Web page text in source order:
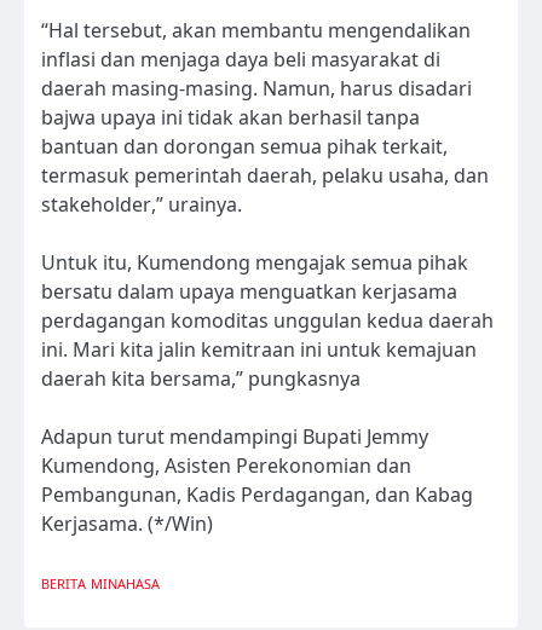
“Hal tersebut, akan membantu mengendalikan
inflasi dan menjaga daya beli masyarakat di
daerah masing-masing. Namun, harus disadari
bajwa upaya ini tidak akan berhasil tanpa
bantuan dan dorongan semua pihak terkait,
termasuk pemerintah daerah, pelaku usaha, dan
stakeholder,” urainya.
Untuk itu, Kumendong mengajak semua pihak
bersatu dalam upaya menguatkan kerjasama
perdagangan komoditas unggulan kedua daerah
ini. Mari kita jalin kemitraan ini untuk kemajuan
daerah kita bersama,” pungkasnya
Adapun turut mendampingi Bupati Jemmy
Kumendong, Asisten Perekonomian dan
Pembangunan, Kadis Perdagangan, dan Kabag
Kerjasama. (*/Win)
BERITA MINAHASA